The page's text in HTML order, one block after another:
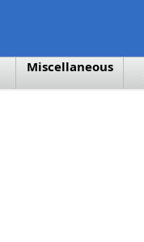
Miscellaneous